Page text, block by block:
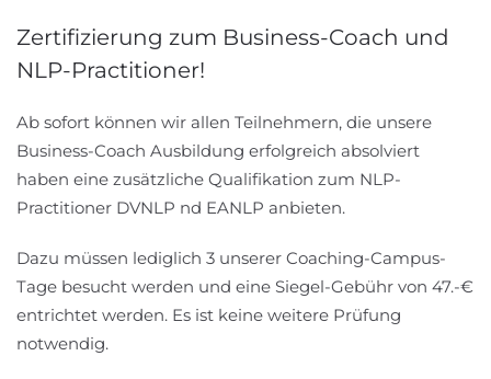
Zertifizierung zum Business-Coach und
NLP-Practitioner!
Ab sofort können wir allen Teilnehmern, die unsere
Business-Coach Ausbildung erfolgreich absolviert
haben eine zusätzliche Qualifikation zum NLP-
Practitioner DVNLP nd EANLP anbieten.
Dazu müssen lediglich 3 unserer Coaching-Campus-
Tage besucht werden und eine Siegel-Gebühr von 47.-€
entrichtet werden. Es ist keine weitere Prüfung
notwendig.